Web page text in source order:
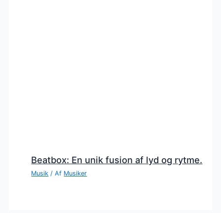
Beatbox: En unik fusion af lyd og rytme.
Musik / Af Musiker